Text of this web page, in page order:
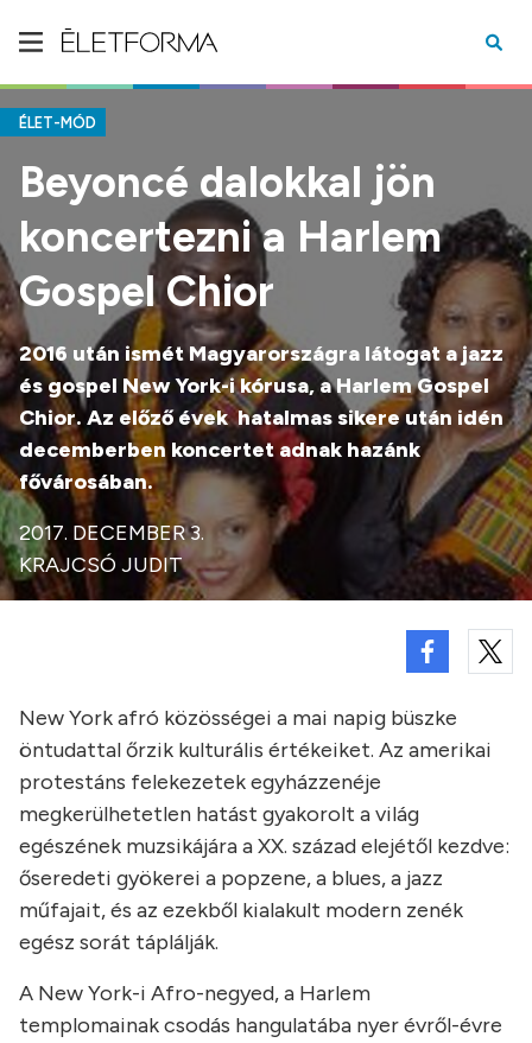
ÉLET-MÓD
Beyoncé dalokkal jön
koncertezni a Harlem
Gospel Chior
2016 után ismét Magyarországra látogat a jazz
és gospel New York-ikórusa, a Harlem Gospel
Chior. Az előző évek hatalmas sikere után idén
decemberben koncertet adnak hazánk
fővárosában.
2017. DECEMBER 3.
KRAJCSÓ JUDIT
New York afró közösségei a mai napig büszke
öntudattal őrzik kulturális értékeiket. Az amerikai
protestáns felekezetek egyházzenéje
megkerülhetetlen hatást gyakorolt a világ
egészének muzsikájára a XX. század elejétől kezdve:
őseredeti gyökerei a popzene, a blues, a jazz
műfajait, és az ezekből kialakult modern zenék
egész sorát táplálják.
A New York-i Afro-negyed, a Harlem
templomainak csodás hangulatába nyer évről-évre